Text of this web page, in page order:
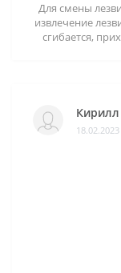
Для смены
извлечение
сгибается,
Кирилл
18.02.2023